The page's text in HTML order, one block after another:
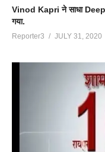
Vinod Kapri ने साधा
गया.
Reporter3 JULY 31, 2020